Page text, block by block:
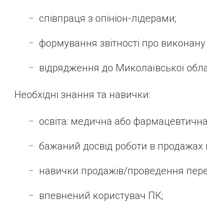
співпраця з опініон-лідерами;
формування звітності про
відрядження до Миколаївської
Необхідні знання та навички:
освіта: медична або
бажаний досвід роботи в продажах
навички продажів/проведення
впевнений користувач ПК;